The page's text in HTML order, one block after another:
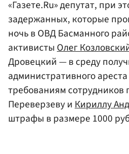
«Газете.Ru» депутат, при
задержанных, которые
ночь в ОВД Басманного
активистыОлег
Дровецкий — в среду
административного
требованиям
Переверзеву иКириллу
штрафы в размере 1000